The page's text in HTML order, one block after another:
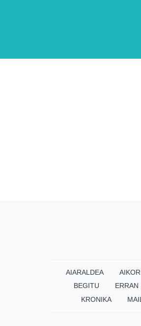
AIARALDEA AIKOR
BEGITU
ERRAN
KRONIKA